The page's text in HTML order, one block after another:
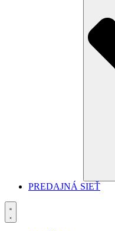
PREDAJNÁ SIEŤ